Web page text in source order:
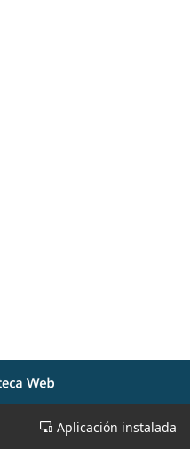
Aplicación instalada